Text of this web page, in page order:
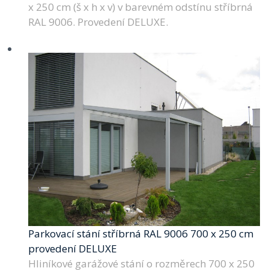
x 250 cm (š x h x v) v barevném odstínu stříbrná
RAL 9006. Provedení DELUXE.
Parkovací stání stříbrná RAL 9006 700 x 250 cm
provedení DELUXE
Hliníkové garážové stání o rozměrech 700 x 250